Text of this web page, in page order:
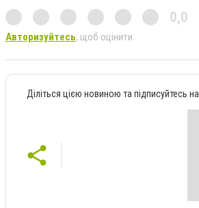
0,0
Авторизуйтесь, щоб оцінити
Діліться цією новиною та підписуйтесь